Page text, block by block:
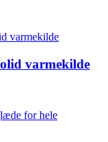
varmekilde